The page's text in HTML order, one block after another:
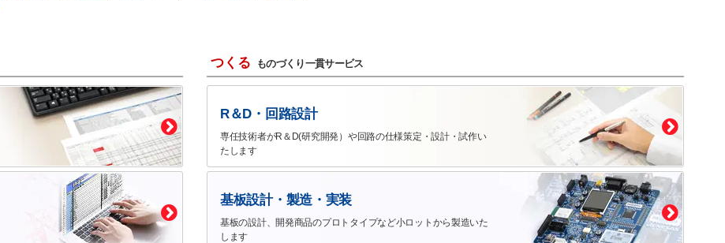
つくる ものづくり一貫サービス
R＆D・回路設計
専任技術者がR＆D(研究開発）や回路の仕様策定・設計・試作い
たします
基板設計・製造・実装
基板の設計、開発商品のプロトタイプなど小ロットから製造いた
します